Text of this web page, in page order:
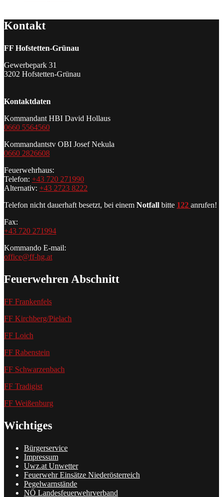
Kontakt
FF Hofstetten-Grünau
Gewerbepark 31
3202 Hofstetten-Grünau
Kontaktdaten
Kommandant HBI David Hollaus
0660 5564560
Kommandantstv OBI Josef Nekula
0660 2826608
Feuerwehrhaus:
Telefon: +43 720 271990
Alternativ: +43 2723 8222
Telefon nicht dauerhaft besetzt, bei einem Notfall bitte 122 anrufen!
Fax:
+43 720 271994
Kommando E-mail:
office@ff-hg.at
Feuerwehren Abschnitt
FF Frankenfels
FF Kirchberg/Pielach
FF Loich
FF Rabenstein
FF Schwarzenbach
FF Tradigist
FF Weißenburg
Wichtiges
Bürgerservice
Impressum
Uwz.at Unwetter
Feuerwehr Einsätze Niederösterreich
Pegelwarnstände
NÖ Landesfeuerwehrverband